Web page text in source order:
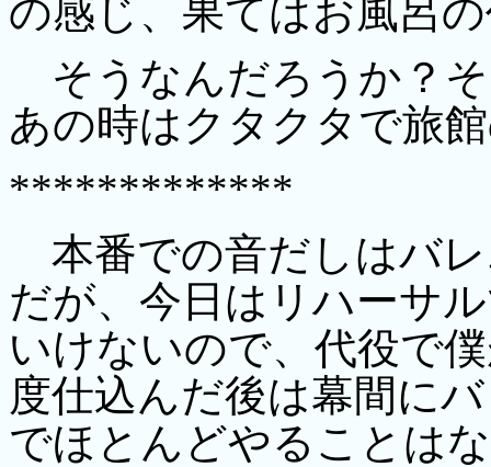
の感じ、果てはお風呂
そうなんだろうか？
あの時はクタクタで旅
*************
本番での音だしはバ
だが、今日はリハーサ
いけないので、代役で
度仕込んだ後は幕間に
でほとんどやることは